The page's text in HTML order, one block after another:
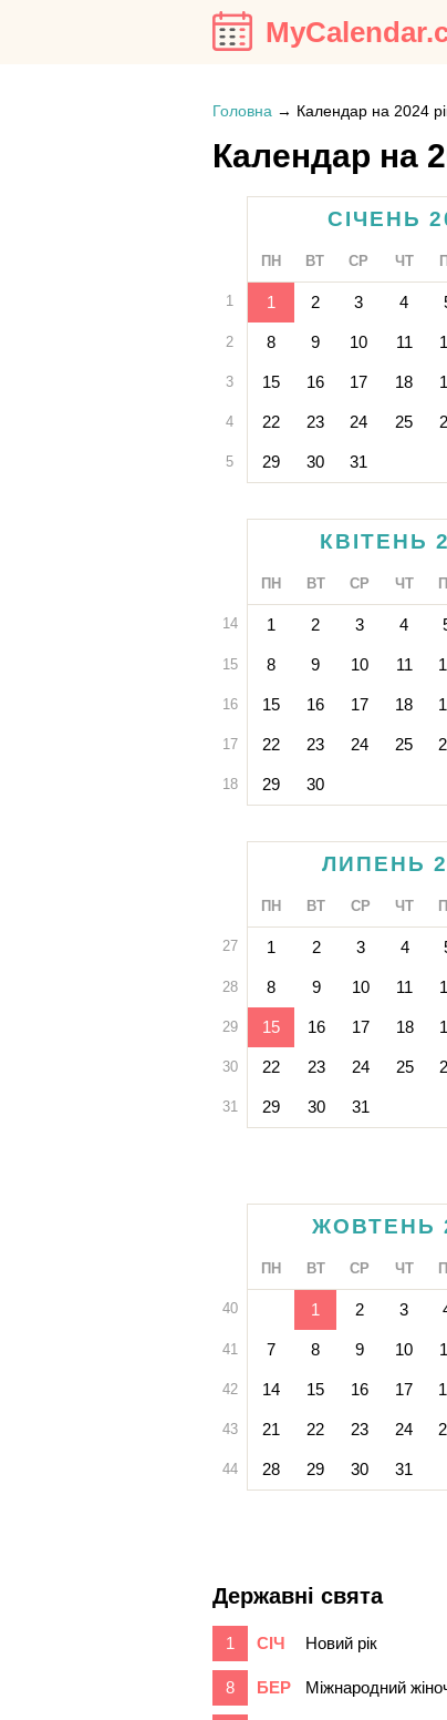
Головна → Календар на 2024
Календар на
СІЧЕНЬ
ПН ВТ СР ЧТ
1 1 2 3 4
2 8 9 10 11
3 15 16 17 18
4 22 23 24 25
5 29 30 31
КВІТЕНЬ
ПН ВТ СР ЧТ
14 1 2 3 4
15 8 9 10 11
16 15 16 17 18
17 22 23 24 25
18 29 30
ЛИПЕНЬ
ПН ВТ СР ЧТ
27 1 2 3 4
28 8 9 10 11
29 15 16 17 18
30 22 23 24 25
31 29 30 31
ЖОВТЕНЬ
ПН ВТ СР ЧТ
40 1 2 3
41 7 8 9 10
42 14 15 16 17
43 21 22 23 24
44 28 29 30 31
Державні свята
1 СІЧ Новий рік
8 БЕР Міжнародний